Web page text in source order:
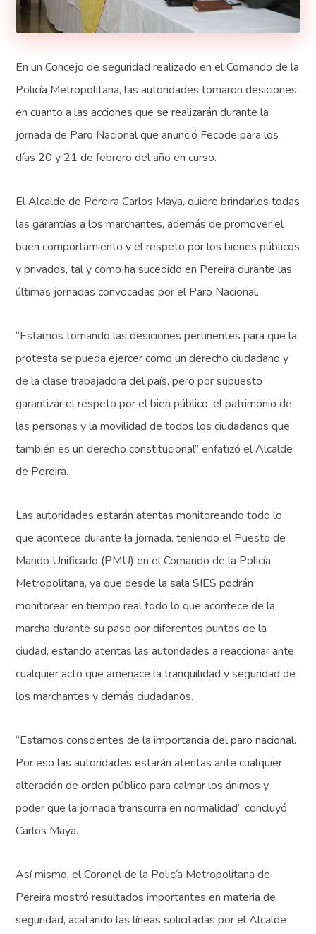
En un Concejo de seguridad realizado en el Comando de la
Policía Metropolitana, las autoridades tomaron desiciones
en cuanto a las acciones que se realizarán durante la
jornada de Paro Nacional que anunció Fecode para los
días 20 y 21 de febrero del año en curso.
El Alcalde de Pereira Carlos Maya, quiere brindarles todas
las garantías a los marchantes, además de promover el
buen comportamiento y el respeto por los bienes públicos
y privados, tal y como ha sucedido en Pereira durante las
últimas jornadas convocadas por el Paro Nacional.
“Estamos tomando las desiciones pertinentes para que la
protesta se pueda ejercer como un derecho ciudadano y
de la clase trabajadora del país, pero por supuesto
garantizar el respeto por el bien público, el patrimonio de
las personas y la movilidad de todos los ciudadanos que
también es un derecho constitucional” enfatizó el Alcalde
de Pereira.
Las autoridades estarán atentas monitoreando todo lo
que acontece durante la jornada, teniendo el Puesto de
Mando Unificado (PMU) en el Comando de la Policía
Metropolitana, ya que desde la sala SIES podrán
monitorear en tiempo real todo lo que acontece de la
marcha durante su paso por diferentes puntos de la
ciudad, estando atentas las autoridades a reaccionar ante
cualquier acto que amenace la tranquilidad y seguridad de
los marchantes y demás ciudadanos.
“Estamos conscientes de la importancia del paro nacional.
Por eso las autoridades estarán atentas ante cualquier
alteración de orden público para calmar los ánimos y
poder que la jornada transcurra en normalidad” concluyó
Carlos Maya.
Así mismo, el Coronel de la Policía Metropolitana de
Pereira mostró resultados importantes en materia de
seguridad, acatando las líneas solicitadas por el Alcalde